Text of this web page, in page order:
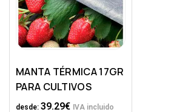
MANTA TÉRMICA 17GR
PARA CULTIVOS
desde: 39.29€ IVA incluido